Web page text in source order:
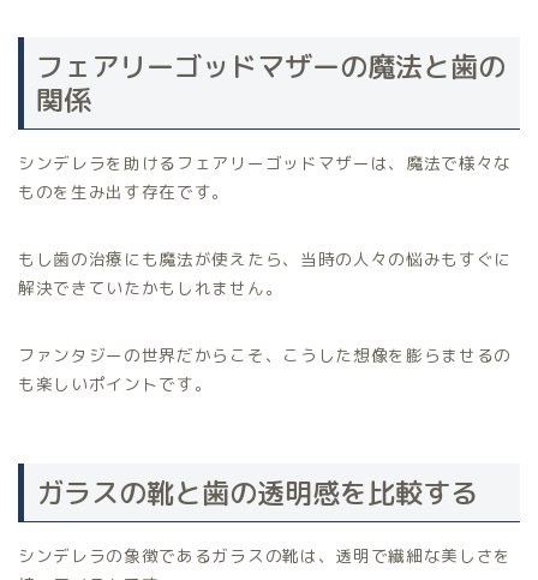
フェアリーゴッドマザーの魔法と歯の
関係
シンデレラを助けるフェアリーゴッドマザーは、魔法で様々な
ものを生み出す存在です。
もし歯の治療にも魔法が使えたら、当時の人々の悩みもすぐに
解決できていたかもしれません。
ファンタジーの世界だからこそ、こうした想像を膨らませるの
も楽しいポイントです。
ガラスの靴と歯の透明感を比較する
シンデレラの象徴であるガラスの靴は、透明で繊細な美しさを